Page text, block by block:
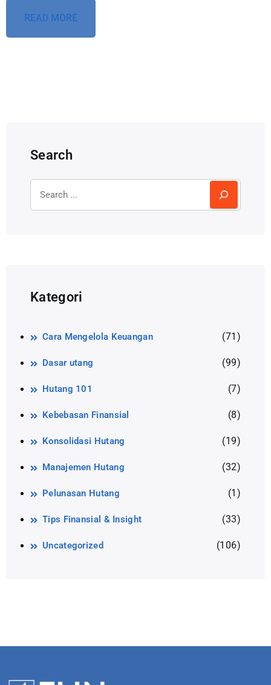
READ MORE
Search
Kategori
Cara Mengelola Keuangan (71)
Dasar utang (99)
Hutang 101 (7)
Kebebasan Finansial (8)
Konsolidasi Hutang (19)
Manajemen Hutang (32)
Pelunasan Hutang (1)
Tips Finansial & Insight (33)
Uncategorized (106)